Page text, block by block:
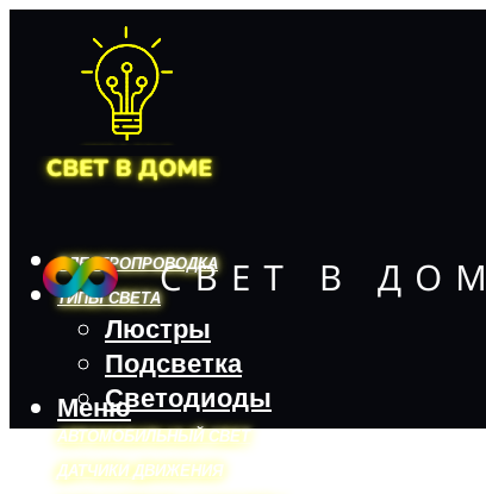
ЭЛЕКТРОПРОВОДКА
ТИПЫ СВЕТА
Люстры
Подсветка
Светодиоды
АВТОМОБИЛЬНЫЙ СВЕТ
ДАТЧИКИ ДВИЖЕНИЯ
Меню